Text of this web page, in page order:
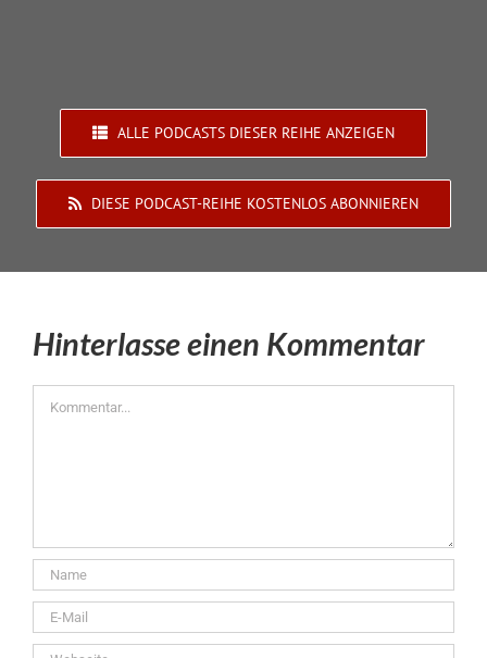
ALLE PODCASTS DIESER REIHE ANZEIGEN
DIESE PODCAST-REIHE KOSTENLOS ABONNIEREN
Hinterlasse einen Kommentar